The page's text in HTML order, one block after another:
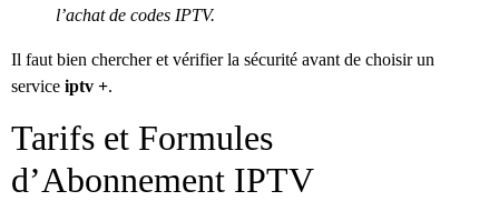
l’achat de codes IPTV.
Il faut bien chercher et vérifier la sécurité avant de choisir un
service iptv +.
Tarifs et Formules
d’Abonnement IPTV